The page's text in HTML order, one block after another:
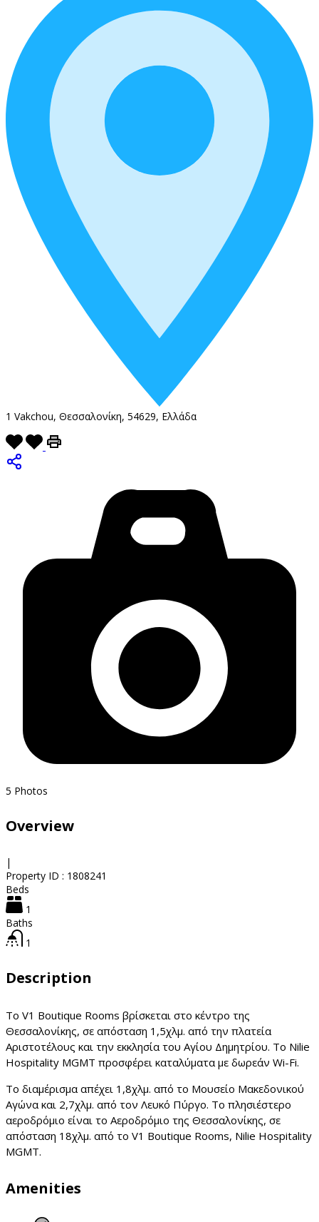
1 Vakchou, Θεσσαλονίκη, 54629, Ελλάδα
5 Photos
Overview
|
Property ID : 1808241
Beds
1
Baths
1
Description
Το V1 Boutique Rooms βρίσκεται στο κέντρο της
Θεσσαλονίκης, σε απόσταση 1,5χλμ. από την πλατεία
Αριστοτέλους και την εκκλησία του Αγίου Δημητρίου. Το Nilie
Hospitality MGMT προσφέρει καταλύματα με δωρεάν Wi-Fi.
Το διαμέρισμα απέχει 1,8χλμ. από το Μουσείο Μακεδονικού
Αγώνα και 2,7χλμ. από τον Λευκό Πύργο. Το πλησιέστερο
αεροδρόμιο είναι το Αεροδρόμιο της Θεσσαλονίκης, σε
απόσταση 18χλμ. από το V1 Boutique Rooms, Nilie Hospitality
MGMT.
Amenities